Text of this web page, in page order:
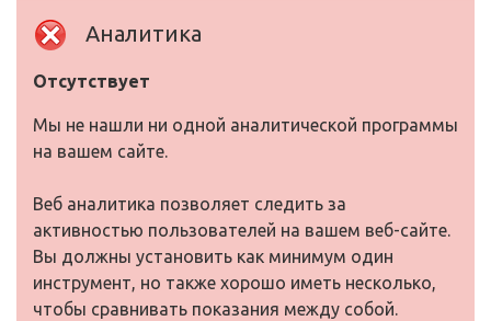
Аналитика
Отсутствует
Мы не нашли ни одной аналитической программы
на вашем сайте.
Веб аналитика позволяет следить за
активностью пользователей на вашем веб-сайте.
Вы должны установить как минимум один
инструмент, но также хорошо иметь несколько,
чтобы сравнивать показания между собой.